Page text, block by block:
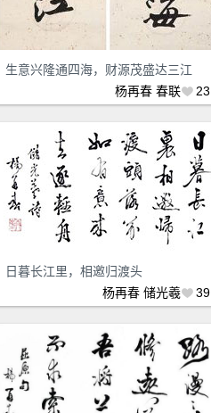
生意兴隆通四海，财源茂盛达三江
杨再春 春联 23
日暮长江里，相邀归渡头
杨再春 储光羲 39